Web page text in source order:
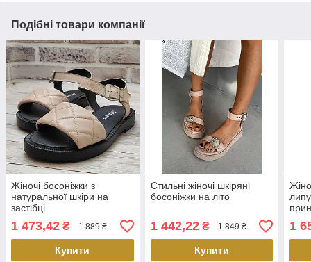
Подібні товари компанії
Жіночі босоніжки з
натуральної шкіри на
застібці
1 473,42 ₴ 1 889 ₴
Купити
Стильні жіночі шкіряні
босоніжки на літо
1 442,22₴ 1 849 ₴
Купити
1